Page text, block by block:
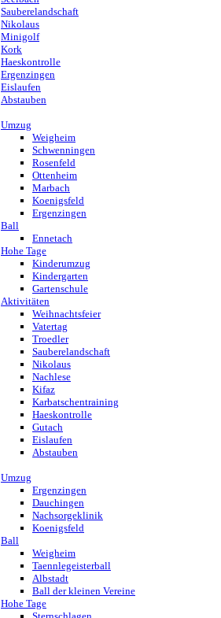
Sauberelandschaft
Nikolaus
Minigolf
Kork
Haeskontrolle
Ergenzingen
Eislaufen
Abstauben
Umzug
Weigheim
Schwenningen
Rosenfeld
Ottenheim
Marbach
Koenigsfeld
Ergenzingen
Ball
Ennetach
Hohe Tage
Kinderumzug
Kindergarten
Gartenschule
Aktivitäten
Weihnachtsfeier
Vatertag
Troedler
Sauberelandschaft
Nikolaus
Nachlese
Kifaz
Karbatschentraining
Haeskontrolle
Gutach
Eislaufen
Abstauben
Umzug
Ergenzingen
Dauchingen
Nachsorgeklinik
Koenigsfeld
Ball
Weigheim
Taennlegeisterball
Albstadt
Ball der kleinen Vereine
Hohe Tage